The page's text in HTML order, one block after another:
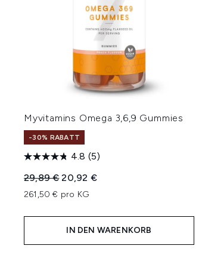
Myvitamins Omega 3,6,9 Gummies
-30% RABATT
4.8 (5)
Unverbindliche Preisempfehlung:
29,89 €Aktueller Preis:
20,92 €
261,50 € pro KG
IN DEN WARENKORB